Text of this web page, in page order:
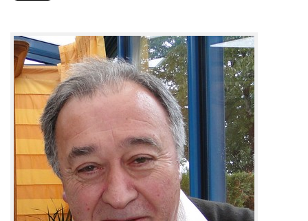
Plats
Desserts
Sauces